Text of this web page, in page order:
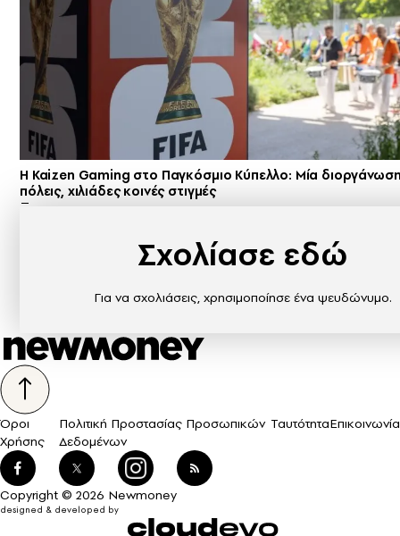
H Kaizen Gaming στο Παγκόσμιο Kύπελλο: Μία
πόλεις, χιλιάδες κοινές στιγμές
Σχολίασε εδώ
Για να σχολιάσεις, χρησιμοποίησε ένα ψευδώνυμο.
Όροι
Χρήσης
Πολιτική Προστασίας Προσωπικών
Δεδομένων
ΤαυτότηταΕπικοινωνία
Copyright © 2026 Newmoney
designed & developed by